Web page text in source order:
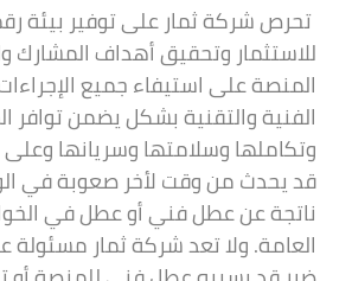
تحرص شركة ثمار على توفير بيئة
للاستثمار وتحقيق أهداف المشارك
المنصة على استيفاء جميع
الفنية والتقنية بشكل يضمن توافر
وتكاملها وسلامتها وسريانها
قد يحدث من وقت لأخر صعوبة في
ناتجة عن عطل فني أو عطل في
العامة. ولا تعد شركة ثمار مسئولة